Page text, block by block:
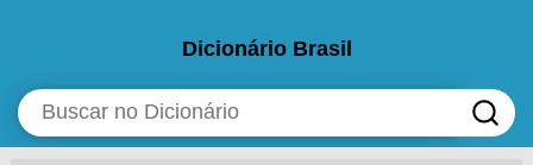
Dicionário Brasil